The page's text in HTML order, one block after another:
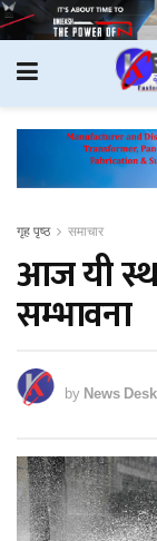
गृह पृष्ठ समाचार
आज यी
सम्भावना
byNews Desk